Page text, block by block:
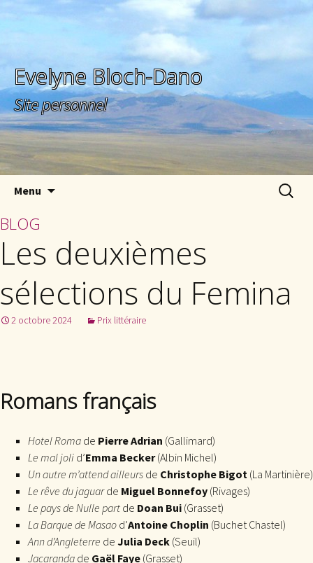
Evelyne Bloch-Dano
Site personnel
Menu
BLOG
Les deuxièmes
sélections du Femina
2 octobre 2024 Prix littéraire
Romans français
Hotel Roma de Pierre Adrian (Gallimard)
Le mal joli d’Emma Becker(Albin Michel)
Un autre m’attend ailleurs de Christophe Bigot (La Martinière)
Le rêve du jaguarde Miguel Bonnefoy (Rivages)
Le pays de Nulle part de Doan Bui (Grasset)
La Barque de Masao d’Antoine Choplin (Buchet Chastel)
Ann d’Angleterre de Julia Deck (Seuil)
Jacaranda de Gaël Faye (Grasset)